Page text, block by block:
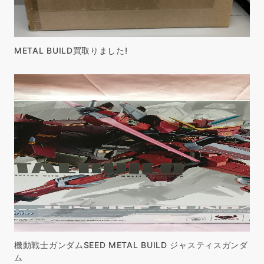
METAL BUILD買取りました!
機動戦士ガンダムSEED METAL BUILD ジャスティスガンダ
ム